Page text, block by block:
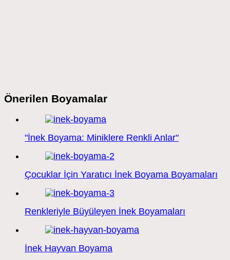
Önerilen Boyamalar
"İnek Boyama: Miniklere Renkli Anlar"
Çocuklar İçin Yaratıcı İnek Boyama Boyamaları
Renkleriyle Büyüleyen İnek Boyamaları
İnek Hayvan Boyama